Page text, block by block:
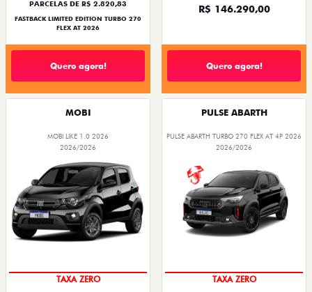
PARCELAS DE R$ 2.820,83
FASTBACK LIMITED EDITION TURBO 270
FLEX AT 2026
Quero agora!
R$ 146.290,00
Quero agora!
MOBI
MOBI LIKE 1.0 2026
2026/2026
TAXA ZERO
PULSE ABARTH
PULSE ABARTH TURBO 270 FLEX AT 4P 2026
2026/2026
TAXA ZERO